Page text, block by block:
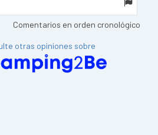
Comentarios en orden cronológico
otras opiniones sobre